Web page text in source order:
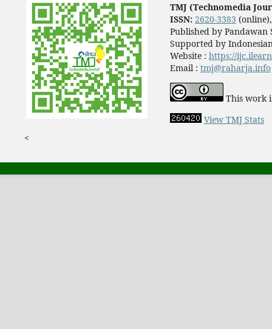
TMJ (Technomedia
ISSN: 2620-3383
Published by Pandawan
Supported by
Website : https://
Email : tmj@raharja.info
This work
View TMJ Stats
<